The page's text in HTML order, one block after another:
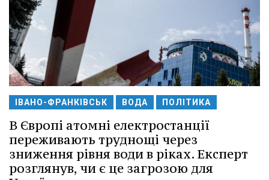
ІВАНО-ФРАНКІВСЬК ВОДА ПОЛІТИКА
В Європі атомні електростанції
переживають труднощі через
зниження рівня води в ріках. Експерт
розглянув, чи є це загрозою для